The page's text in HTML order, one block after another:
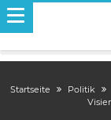
Startseite Politik